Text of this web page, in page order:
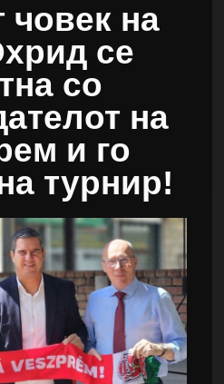
човек на
се
со
на
и го
турнир!